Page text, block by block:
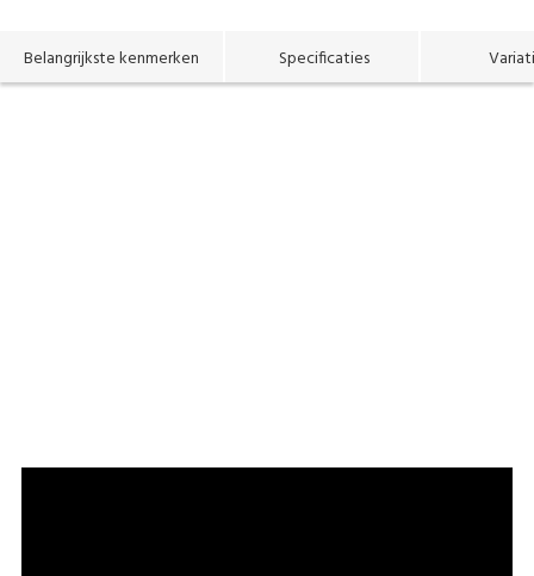
Belangrijkste kenmerken Specificaties